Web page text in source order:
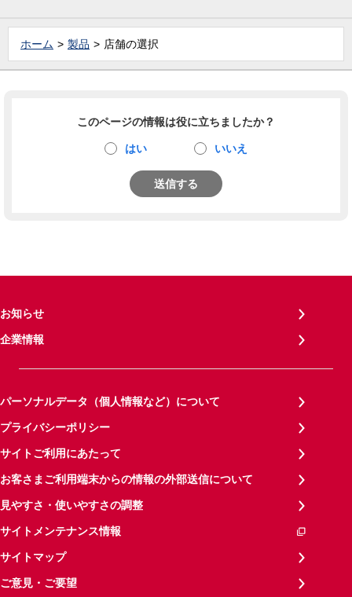
ホーム 製品 店舗の選択
このページの情報は役に立ちましたか？
はい いいえ
送信する
お知らせ
企業情報
パーソナルデータ（個人情報など）について
プライバシーポリシー
サイトご利用にあたって
お客さまご利用端末からの情報の外部送信について
見やすさ・使いやすさの調整
サイトメンテナンス情報
サイトマップ
ご意見・ご要望